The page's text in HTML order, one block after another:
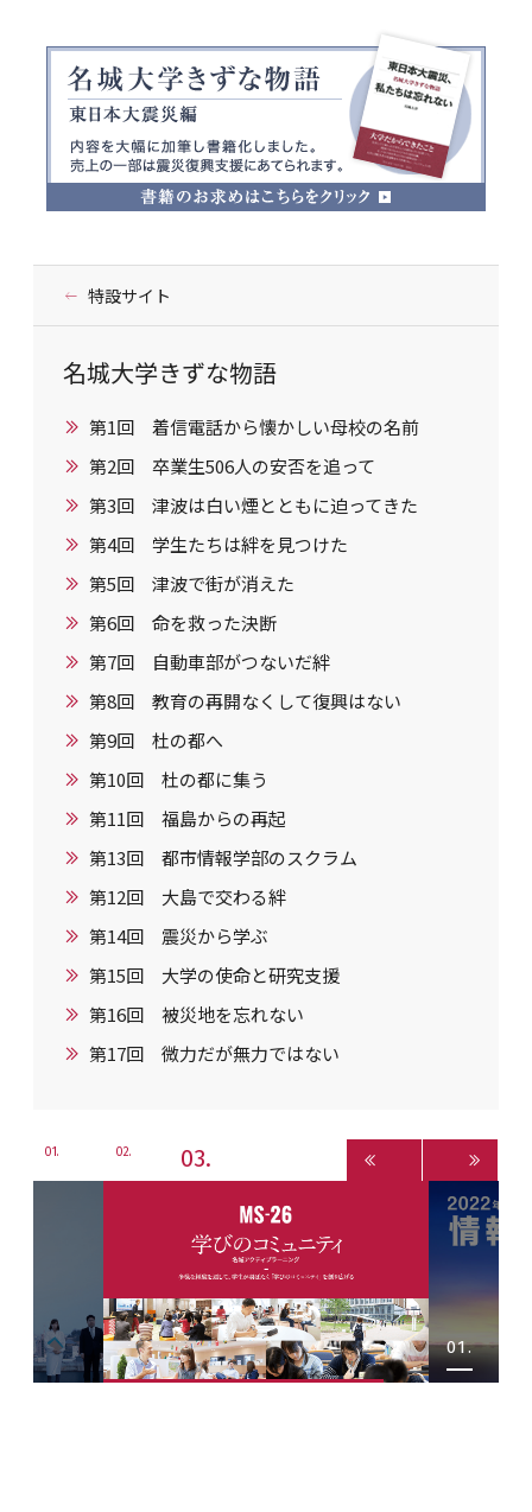
特設サイト
名城大学きずな物語
第1回 着信電話から懐かしい母校の名前
第2回 卒業生506人の安否を追って
第3回 津波は白い煙とともに迫ってきた
第4回 学生たちは絆を見つけた
第5回 津波で街が消えた
第6回 命を救った決断
第7回 自動車部がつないだ絆
第8回 教育の再開なくして復興はない
第9回 杜の都へ
第10回 杜の都に集う
第11回 福島からの再起
第13回 都市情報学部のスクラム
第12回 大島で交わる絆
第14回 震災から学ぶ
第15回 大学の使命と研究支援
第16回 被災地を忘れない
第17回 微力だが無力ではない
1 2 3